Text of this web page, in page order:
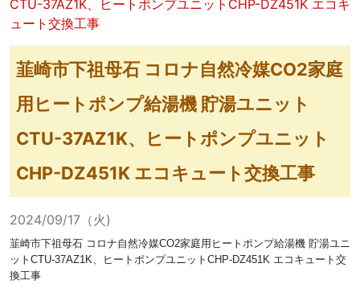
CTU-37AZ1K、ヒートポンプユニットCHP-DZ451K エコキ
ュート交換工事
韮崎市下祖母石 コロナ自然冷媒CO2家庭
用ヒートポンプ給湯機 貯湯ユニット
CTU-37AZ1K、ヒートポンプユニット
CHP-DZ451K エコキュート交換工事
2024/09/17（火)
韮崎市下祖母石 コロナ自然冷媒CO2家庭用ヒートポンプ給湯機 貯湯ユニ
ットCTU-37AZ1K、ヒートポンプユニットCHP-DZ451K エコキュート交
換工事